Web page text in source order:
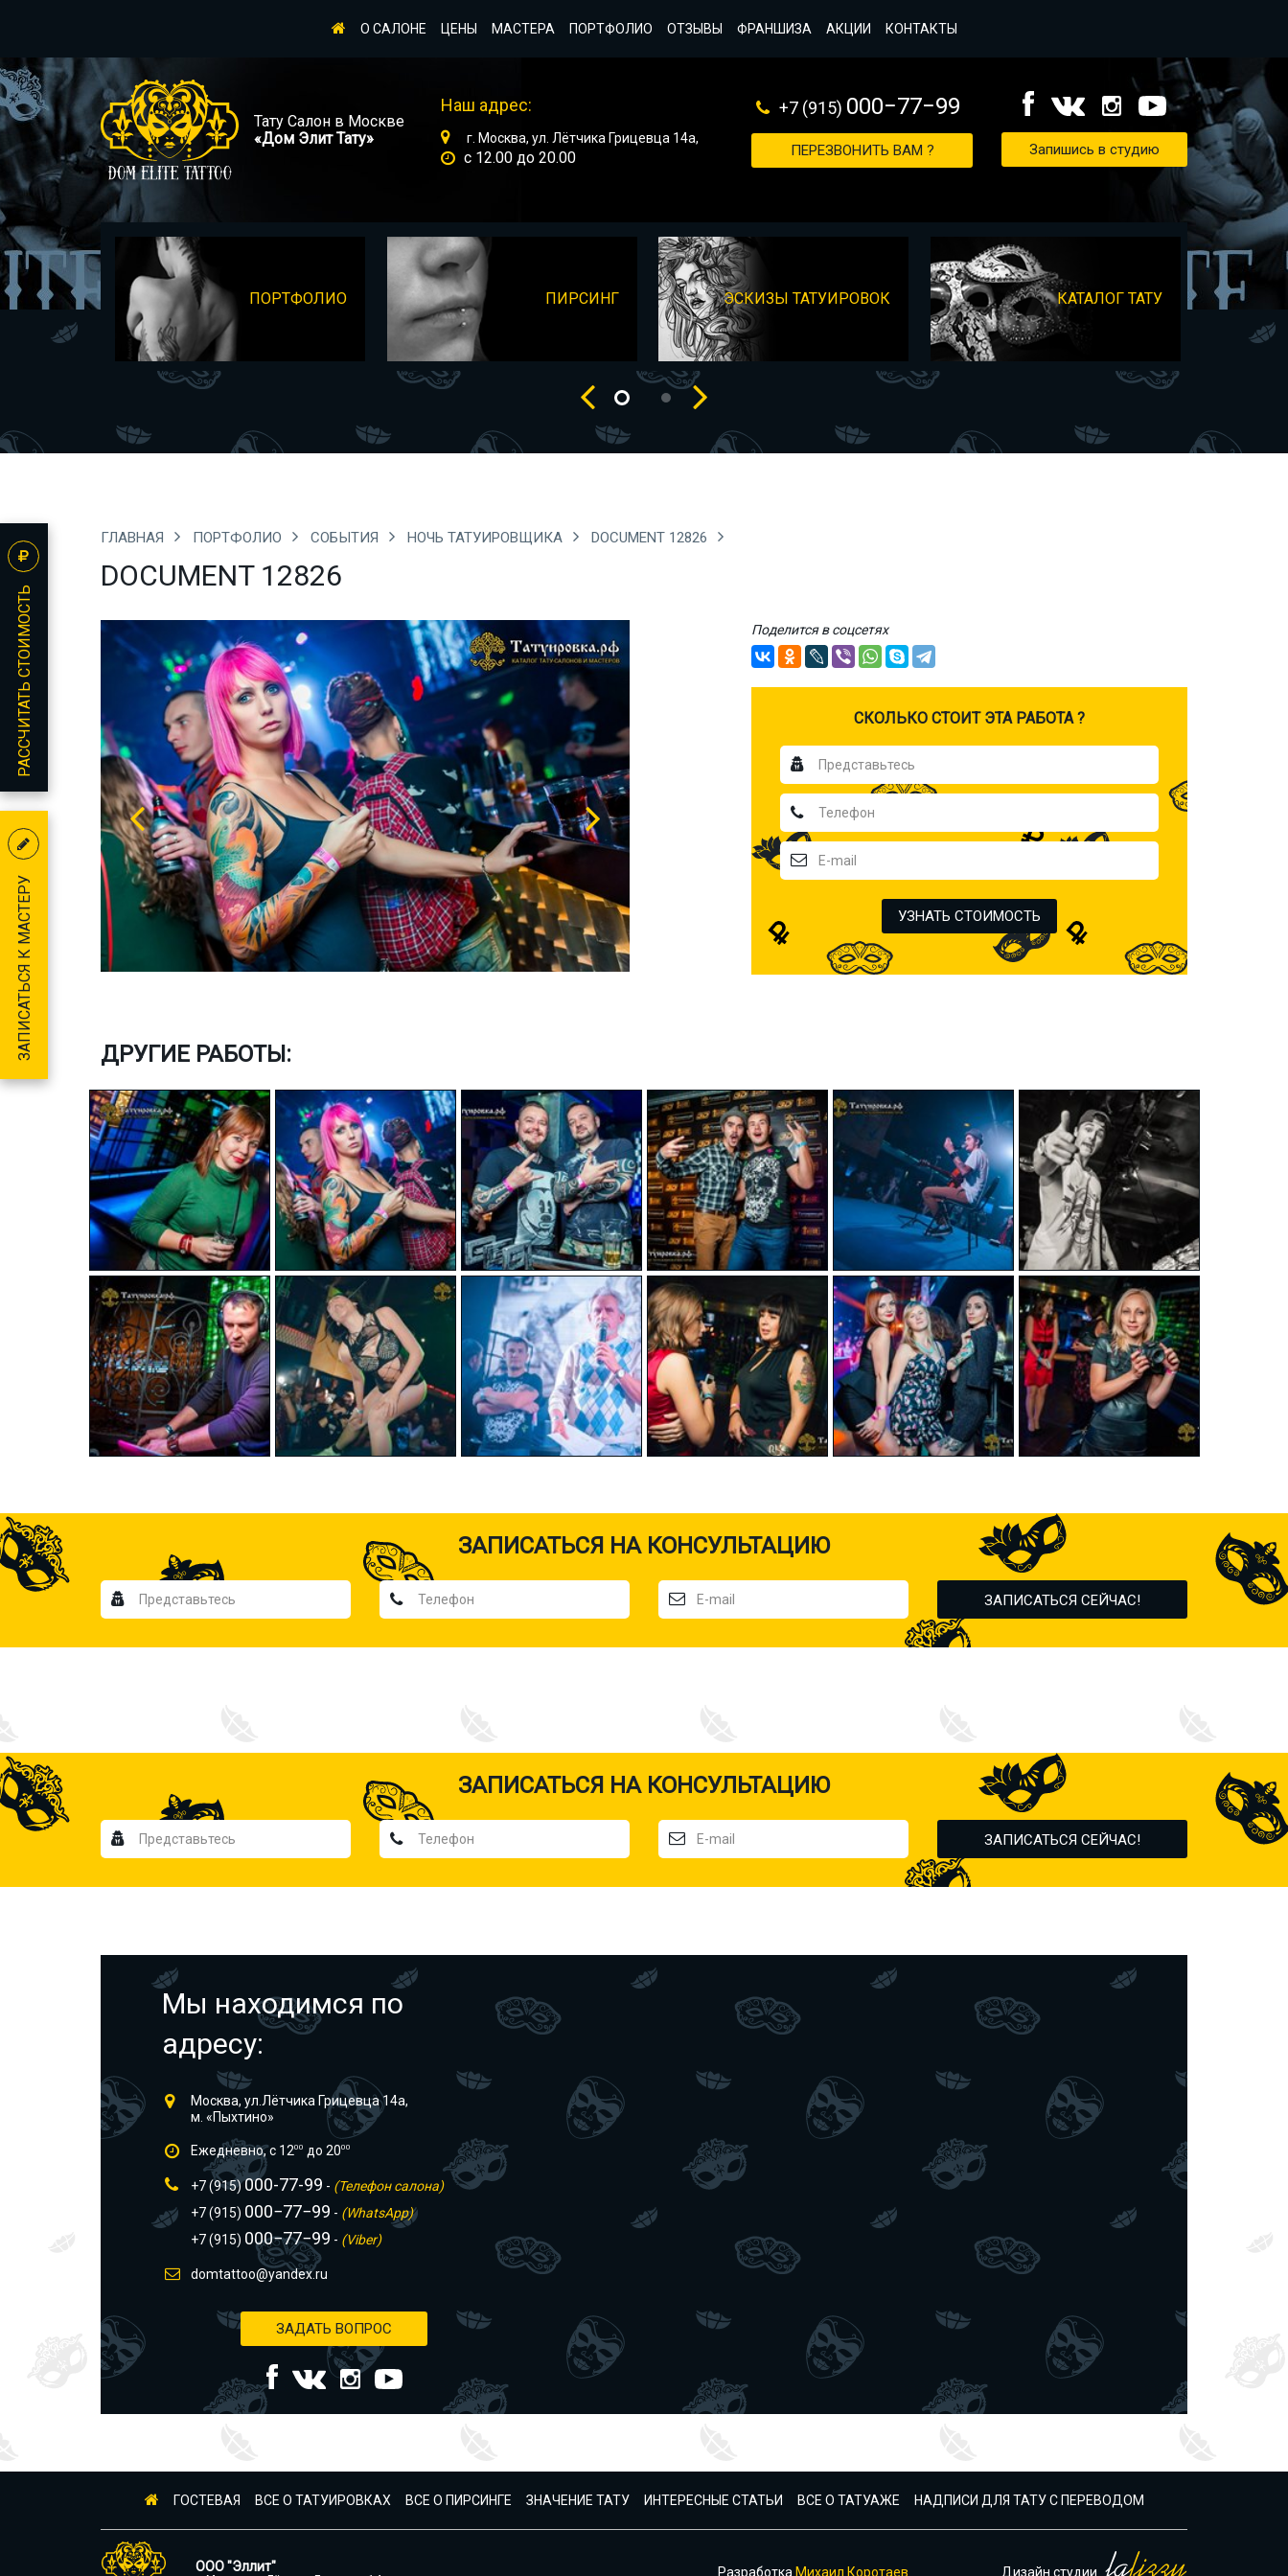
О САЛОНЕ ЦЕНЫ МАСТЕРА ПОРТФОЛИО ОТЗЫВЫ ФРАНШИЗА АКЦИИ КОНТАКТЫ
Тату Салон в Москве
«Дом Элит Тату»
Наш адрес:
г. Москва, ул. Лётчика Грицевца 14а,
с 12.00 до 20.00
+7 (915) 000−77−99
ПЕРЕЗВОНИТЬ ВАМ ? Запишись в студию
ПОРТФОЛИО ПИРСИНГ ЭСКИЗЫ ТАТУИРОВОК КАТАЛОГ ТАТУ
ГЛАВНАЯ ПОРТФОЛИО СОБЫТИЯ НОЧЬ ТАТУИРОВЩИКА DOCUMENT 12826
DOCUMENT 12826
Поделится в соцсетях
CКОЛЬКО СТОИТ ЭТА РАБОТА ?
УЗНАТЬ СТОИМОСТЬ
ДРУГИЕ РАБОТЫ:
ЗАПИСАТЬСЯ НА КОНСУЛЬТАЦИЮ
ЗАПИСАТЬСЯ НА КОНСУЛЬТАЦИЮ
Мы находимся по
адресу:
Москва, ул.Лётчика Грицевца 14а,
м. «Пыхтино»
Ежедневно, с 1200 до 2000
+7 (915)000-77-99 - (Телефон салона)
+7 (915) 000−77−99 - (WhatsApp)
+7 (915) 000−77−99 - (Viber)
domtattoo@yandex.ru
ЗАДАТЬ ВОПРОС
ГОСТЕВАЯ ВСЕ О ТАТУИРОВКАХ ВСЕ О ПИРСИНГЕ ЗНАЧЕНИЕ ТАТУ ИНТЕРЕСНЫЕ СТАТЬИ ВСЕ О ТАТУАЖЕ НАДПИСИ ДЛЯ ТАТУ С ПЕРЕВОДОМ
ООО "Эллит" Разработка Михаил Коротаев Дизайн студии
РАССЧИТАТЬ СТОИМОСТЬ
ЗАПИСАТЬСЯ К МАСТЕРУ